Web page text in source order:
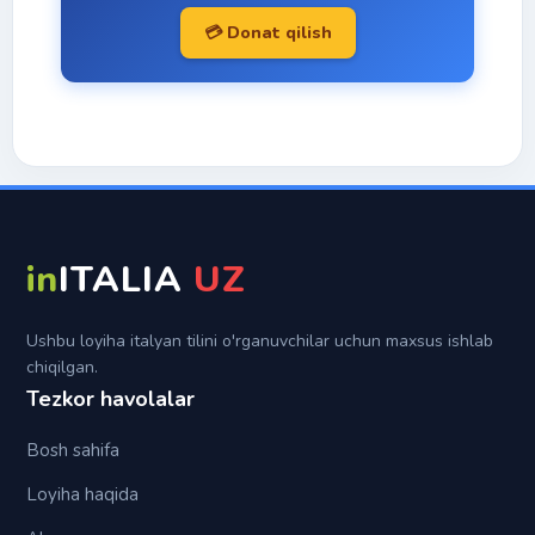
Trapassato prossimo
Trapassato remoto
Su
Italyan imo-ishoralari
Topiklar
💳 Donat qilish
inITALIA UZ
Ushbu loyiha italyan tilini o'rganuvchilar uchun maxsus ishlab
chiqilgan.
Tezkor havolalar
Bosh sahifa
Loyiha haqida